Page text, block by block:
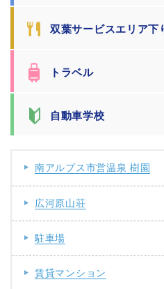
双葉サービスエリア下
トラベル
自動車学校
南アルプス市営温泉 樹園
広河原山荘
駐車場
賃貸マンション